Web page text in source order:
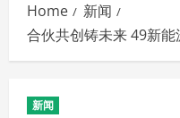
Home
新闻
合伙共创铸未来 49新
新闻